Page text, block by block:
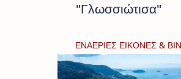
"Γλωσσιώτισα"
ΕΝΑΕΡΙΕΣ ΕΙΚΟΝΕΣ &